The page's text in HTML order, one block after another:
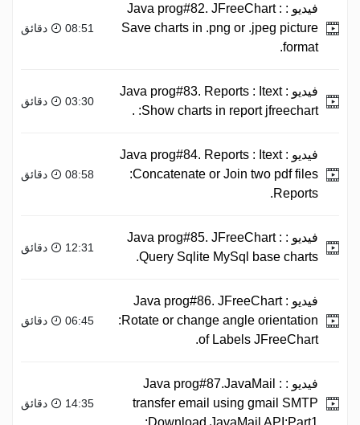
فيديو : Java prog#82. JFreeChart :
Save charts in .png or .jpeg picture
format.
08:51 دقائق
فيديو : Java prog#83. Reports : Itext
:Show charts in report jfreechart .
03:30 دقائق
فيديو : Java prog#84. Reports : Itext
:Concatenate or Join two pdf files
Reports.
08:58 دقائق
فيديو : Java prog#85. JFreeChart :
Query Sqlite MySql base charts.
12:31 دقائق
فيديو : Java prog#86. JFreeChart
:Rotate or change angle orientation
of Labels JFreeChart.
06:45 دقائق
فيديو : Java prog#87.JavaMail :
transfer email using gmail SMTP
:Download JavaMail API:Part1.
14:35 دقائق